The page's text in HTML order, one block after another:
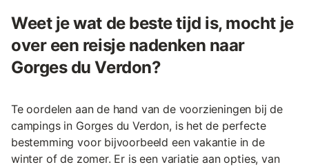
Weet je wat de beste tijd is, mocht je
over een reisje nadenken naar
Gorges du Verdon?
Te oordelen aan de hand van de voorzieningen bij de
campings in Gorges du Verdon, is het de perfecte
bestemming voor bijvoorbeeld een vakantie in de
winter of de zomer. Er is een variatie aan opties, van